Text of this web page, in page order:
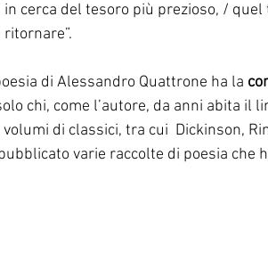
cerca del tesoro più prezioso, / quel
di Alessandro Quattrone ha la
chi, come l’autore, da anni abita il
di classici, tra cui  Dickinson,
varie raccolte di poesia che